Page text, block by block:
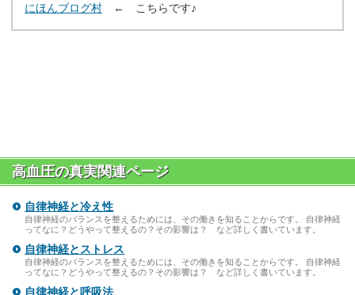
にほんブログ村 ← こちらです♪
高血圧の真実関連ページ
自律神経と冷え性
自律神経のバランスを整えるためには、その働きを知ることからです。 自律神経
ってなに？どうやって整えるの？その影響は？ など詳しく書いています。
自律神経とストレス
自律神経のバランスを整えるためには、その働きを知ることからです。 自律神経
ってなに？どうやって整えるの？その影響は？ など詳しく書いています。
自律神経と呼吸法